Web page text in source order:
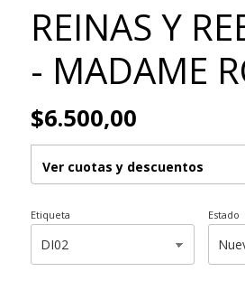
REINAS Y
- MADAME
$6.500,00
Ver cuotas y descuentos
Etiqueta Estado